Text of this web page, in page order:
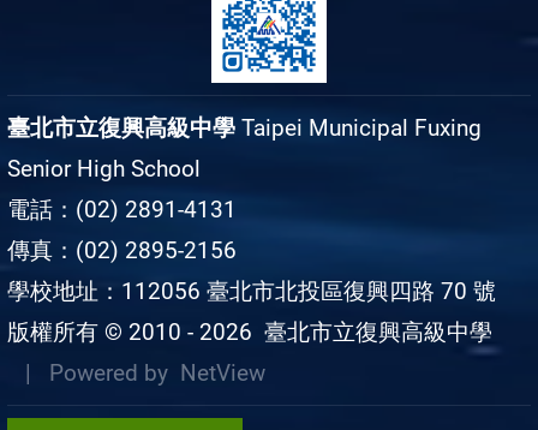
臺北市立復興高級中學 Taipei Municipal Fuxing
Senior High School
電話：(02) 2891-4131
傳真：(02) 2895-2156
學校地址：112056 臺北市北投區復興四路 70 號
版權所有 © 2010 - 2026 臺北市立復興高級中學
| Powered by NetView